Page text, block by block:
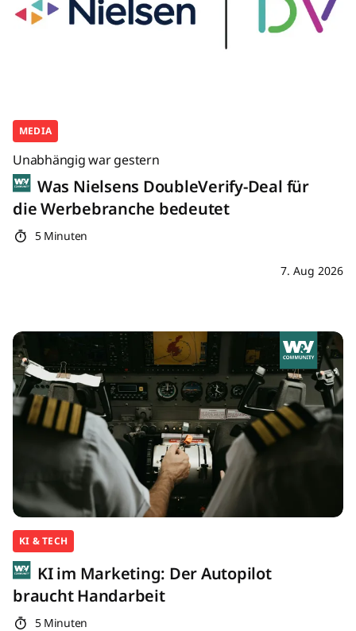
MEDIA
Unabhängig war gestern
Was Nielsens DoubleVerify-Deal für
die Werbebranche bedeutet
5 Minuten
7. Aug 2026
KI & TECH
KI im Marketing: Der Autopilot
braucht Handarbeit
5 Minuten